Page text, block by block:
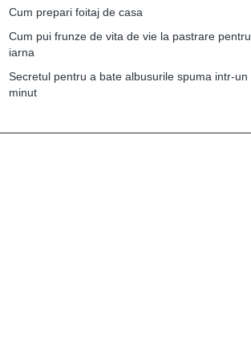
Cum prepari foitaj de casa
Cum pui frunze de vita de vie la pastrare pentru
iarna
Secretul pentru a bate albusurile spuma intr-un
minut